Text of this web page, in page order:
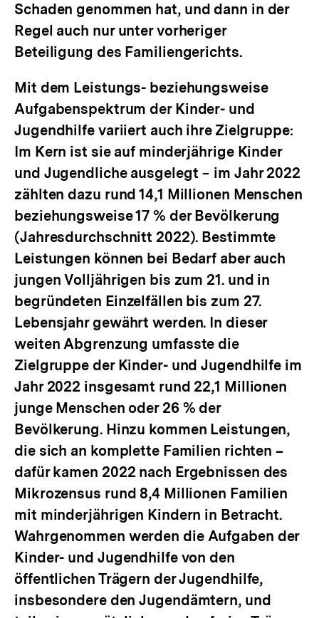
Schaden genommen hat, und dann in der
Regel auch nur unter vorheriger
Beteiligung des Familiengerichts.
Mit dem Leistungs- beziehungsweise
Aufgabenspektrum der Kinder- und
Jugendhilfe variiert auch ihre Zielgruppe:
Im Kern ist sie auf minderjährige Kinder
und Jugendliche ausgelegt − im Jahr 2022
zählten dazu rund 14,1 Millionen Menschen
beziehungsweise 17 % der Bevölkerung
(Jahresdurchschnitt 2022). Bestimmte
Leistungen können bei Bedarf aber auch
jungen Volljährigen bis zum 21. und in
begründeten Einzelfällen bis zum 27.
Lebensjahr gewährt werden. In dieser
weiten Abgrenzung umfasste die
Zielgruppe der Kinder- und Jugendhilfe im
Jahr 2022 insgesamt rund 22,1 Millionen
junge Menschen oder 26 % der
Bevölkerung. Hinzu kommen Leistungen,
die sich an komplette Familien richten –
dafür kamen 2022 nach Ergebnissen des
Mikrozensus rund 8,4 Millionen Familien
mit minderjährigen Kindern in Betracht.
Wahrgenommen werden die Aufgaben der
Kinder- und Jugendhilfe von den
öffentlichen Trägern der Jugendhilfe,
insbesondere den Jugendämtern, und